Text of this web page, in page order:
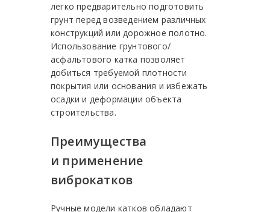
легко предварительно подготовить
грунт перед возведением различных
конструкций или дорожное полотно.
Использование грунтового/
асфальтового катка позволяет
добиться требуемой плотности
покрытия или основания и избежать
осадки и деформации объекта
строительства.
Преимущества
и применение
виброкатков
Ручные модели катков обладают